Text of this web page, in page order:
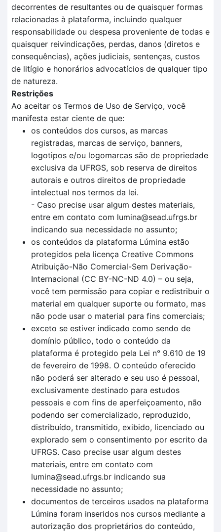
decorrentes de resultantes ou de quaisquer formas
relacionadas à plataforma, incluindo qualquer
responsabilidade ou despesa proveniente de todas e
quaisquer reivindicações, perdas, danos (diretos e
consequências), ações judiciais, sentenças, custos
de litígio e honorários advocatícios de qualquer tipo
de natureza.
Restrições
Ao aceitar os Termos de Uso de Serviço, você
manifesta estar ciente de que:
os conteúdos dos cursos, as marcas
registradas, marcas de serviço, banners,
logotipos e/ou logomarcas são de propriedade
exclusiva da UFRGS, sob reserva de direitos
autorais e outros direitos de propriedade
intelectual nos termos da lei.
- Caso precise usar algum destes materiais,
entre em contato com lumina@sead.ufrgs.br
indicando sua necessidade no assunto;
os conteúdos da plataforma Lúmina estão
protegidos pela licença Creative Commons
Atribuição-Não Comercial-Sem Derivação-
Internacional (CC BY-NC-ND 4.0) – ou seja,
você tem permissão para copiar e redistribuir o
material em qualquer suporte ou formato, mas
não pode usar o material para fins comerciais;
exceto se estiver indicado como sendo de
domínio público, todo o conteúdo da
plataforma é protegido pela Lei n° 9.610 de 19
de fevereiro de 1998. O conteúdo oferecido
não poderá ser alterado e seu uso é pessoal,
exclusivamente destinado para estudos
pessoais e com fins de aperfeiçoamento, não
podendo ser comercializado, reproduzido,
distribuído, transmitido, exibido, licenciado ou
explorado sem o consentimento por escrito da
UFRGS. Caso precise usar algum destes
materiais, entre em contato com
lumina@sead.ufrgs.br indicando sua
necessidade no assunto;
documentos de terceiros usados na plataforma
Lúmina foram inseridos nos cursos mediante a
autorização dos proprietários do conteúdo,